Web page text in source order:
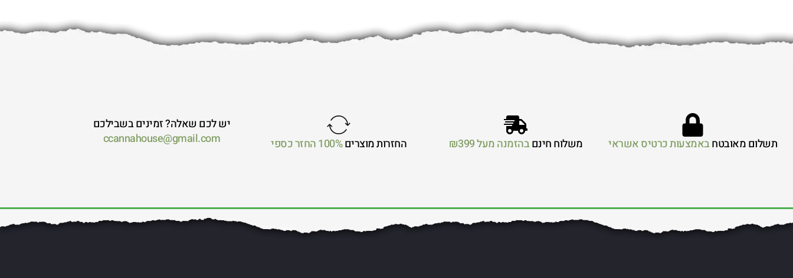
תשלום מאובטחבאמצעות כרטיס אשראי משלוח חינםבהזמנה מעל ₪399 החזרות מוצרים100% החזר כספי
יש לכם שאלה? זמינים בשבילכם
ccannahouse@gmail.com